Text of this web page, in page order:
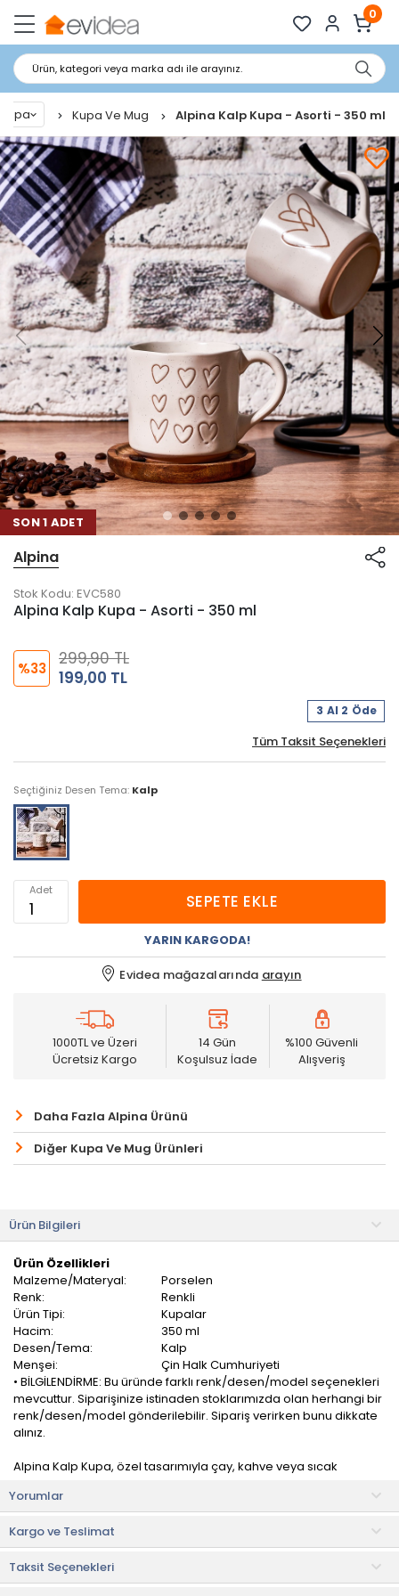
0
Ürün, kategori veya marka adı ile arayınız.
Kupa Ve Mug Alpina Kalp Kupa - Asorti - 350 ml
SON 1 ADET
Alpina
Stok Kodu: EVC580
Alpina Kalp Kupa - Asorti - 350 ml
%33
299,90 TL
199,00 TL
3 Al 2 Öde
Tüm Taksit Seçenekleri
Seçtiğiniz Desen Tema: Kalp
Adet
SEPETE EKLE
YARIN KARGODA!
Evidea mağazalarında arayın
1000TL ve Üzeri
Ücretsiz Kargo
14 Gün
Koşulsuz İade
%100 Güvenli
Alışveriş
Daha Fazla Alpina Ürünü
Diğer Kupa Ve Mug Ürünleri
Ürün Bilgileri
Ürün Özellikleri
Malzeme/Materyal:
Porselen
Renk:
Renkli
Ürün Tipi:
Kupalar
Hacim:
350 ml
Desen/Tema:
Kalp
Menşei:
Çin Halk Cumhuriyeti
• BİLGİLENDİRME: Bu üründe farklı renk/desen/model seçenekleri
mevcuttur. Siparişinize istinaden stoklarımızda olan herhangi bir
renk/desen/model gönderilebilir. Sipariş verirken bunu dikkate
alınız.
Alpina Kalp Kupa, özel tasarımıyla çay, kahve veya sıcak
İçeceğinizi daha uzun süre sıcak tutmanızı sağlar. Ayrıca
dökülmeleri önleyerek rahat bir kullanım sunar.
İster evde ister ofiste, bu kupa sıcak içecek molalarınızı daha
keyifli hale getirecek. Şık tasarımıyla dekoratif bir parça olarak
Yorumlar
Kargo ve Teslimat
Taksit Seçenekleri